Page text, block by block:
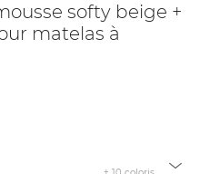
softy beige +
matelas à